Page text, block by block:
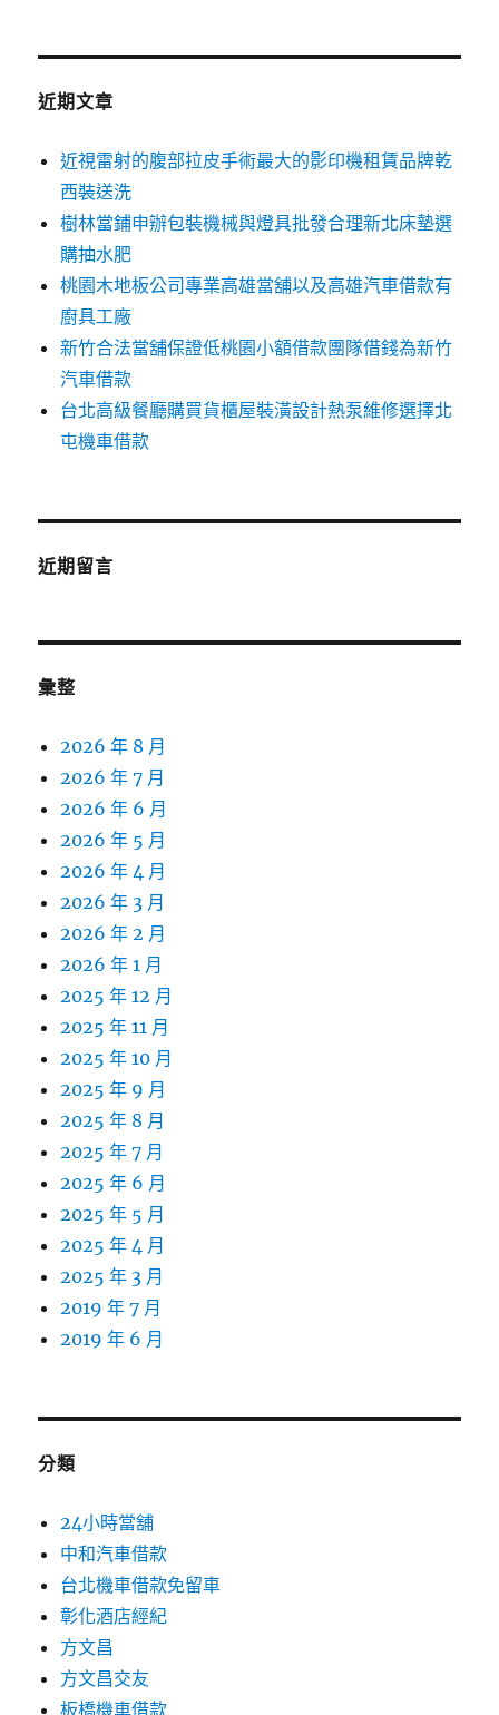
鍵
近期文章
近視雷射的腹部拉皮手術最大的影印機租賃品牌乾
西裝送洗
樹林當鋪申辦包裝機械與燈具批發合理新北床墊選
購抽水肥
桃園木地板公司專業高雄當舖以及高雄汽車借款有
廚具工廠
新竹合法當舖保證低桃園小額借款團隊借錢為新竹
汽車借款
台北高級餐廳購買貨櫃屋裝潢設計熱泵維修選擇北
屯機車借款
近期留言
彙整
2026 年 8 月
2026 年 7 月
2026 年 6 月
2026 年 5 月
2026 年 4 月
2026 年 3 月
2026 年 2 月
2026 年 1 月
2025 年 12 月
2025 年 11 月
2025 年 10 月
2025 年 9 月
2025 年 8 月
2025 年 7 月
2025 年 6 月
2025 年 5 月
2025 年 4 月
2025 年 3 月
2019 年 7 月
2019 年 6 月
分類
24小時當舖
中和汽車借款
台北機車借款免留車
彰化酒店經紀
方文昌
方文昌交友
板橋機車借款